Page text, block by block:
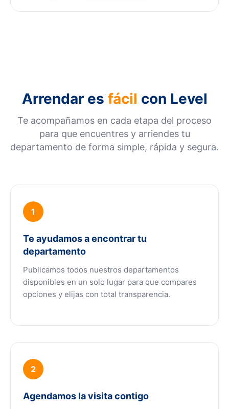
Arrendar es fácil con Level
Te acompañamos en cada etapa del proceso
para que encuentres y arriendes tu
departamento de forma simple, rápida y segura.
1
Te ayudamos a encontrar tu
departamento
Publicamos todos nuestros departamentos
disponibles en un solo lugar para que compares
opciones y elijas con total transparencia.
2
Agendamos la visita contigo